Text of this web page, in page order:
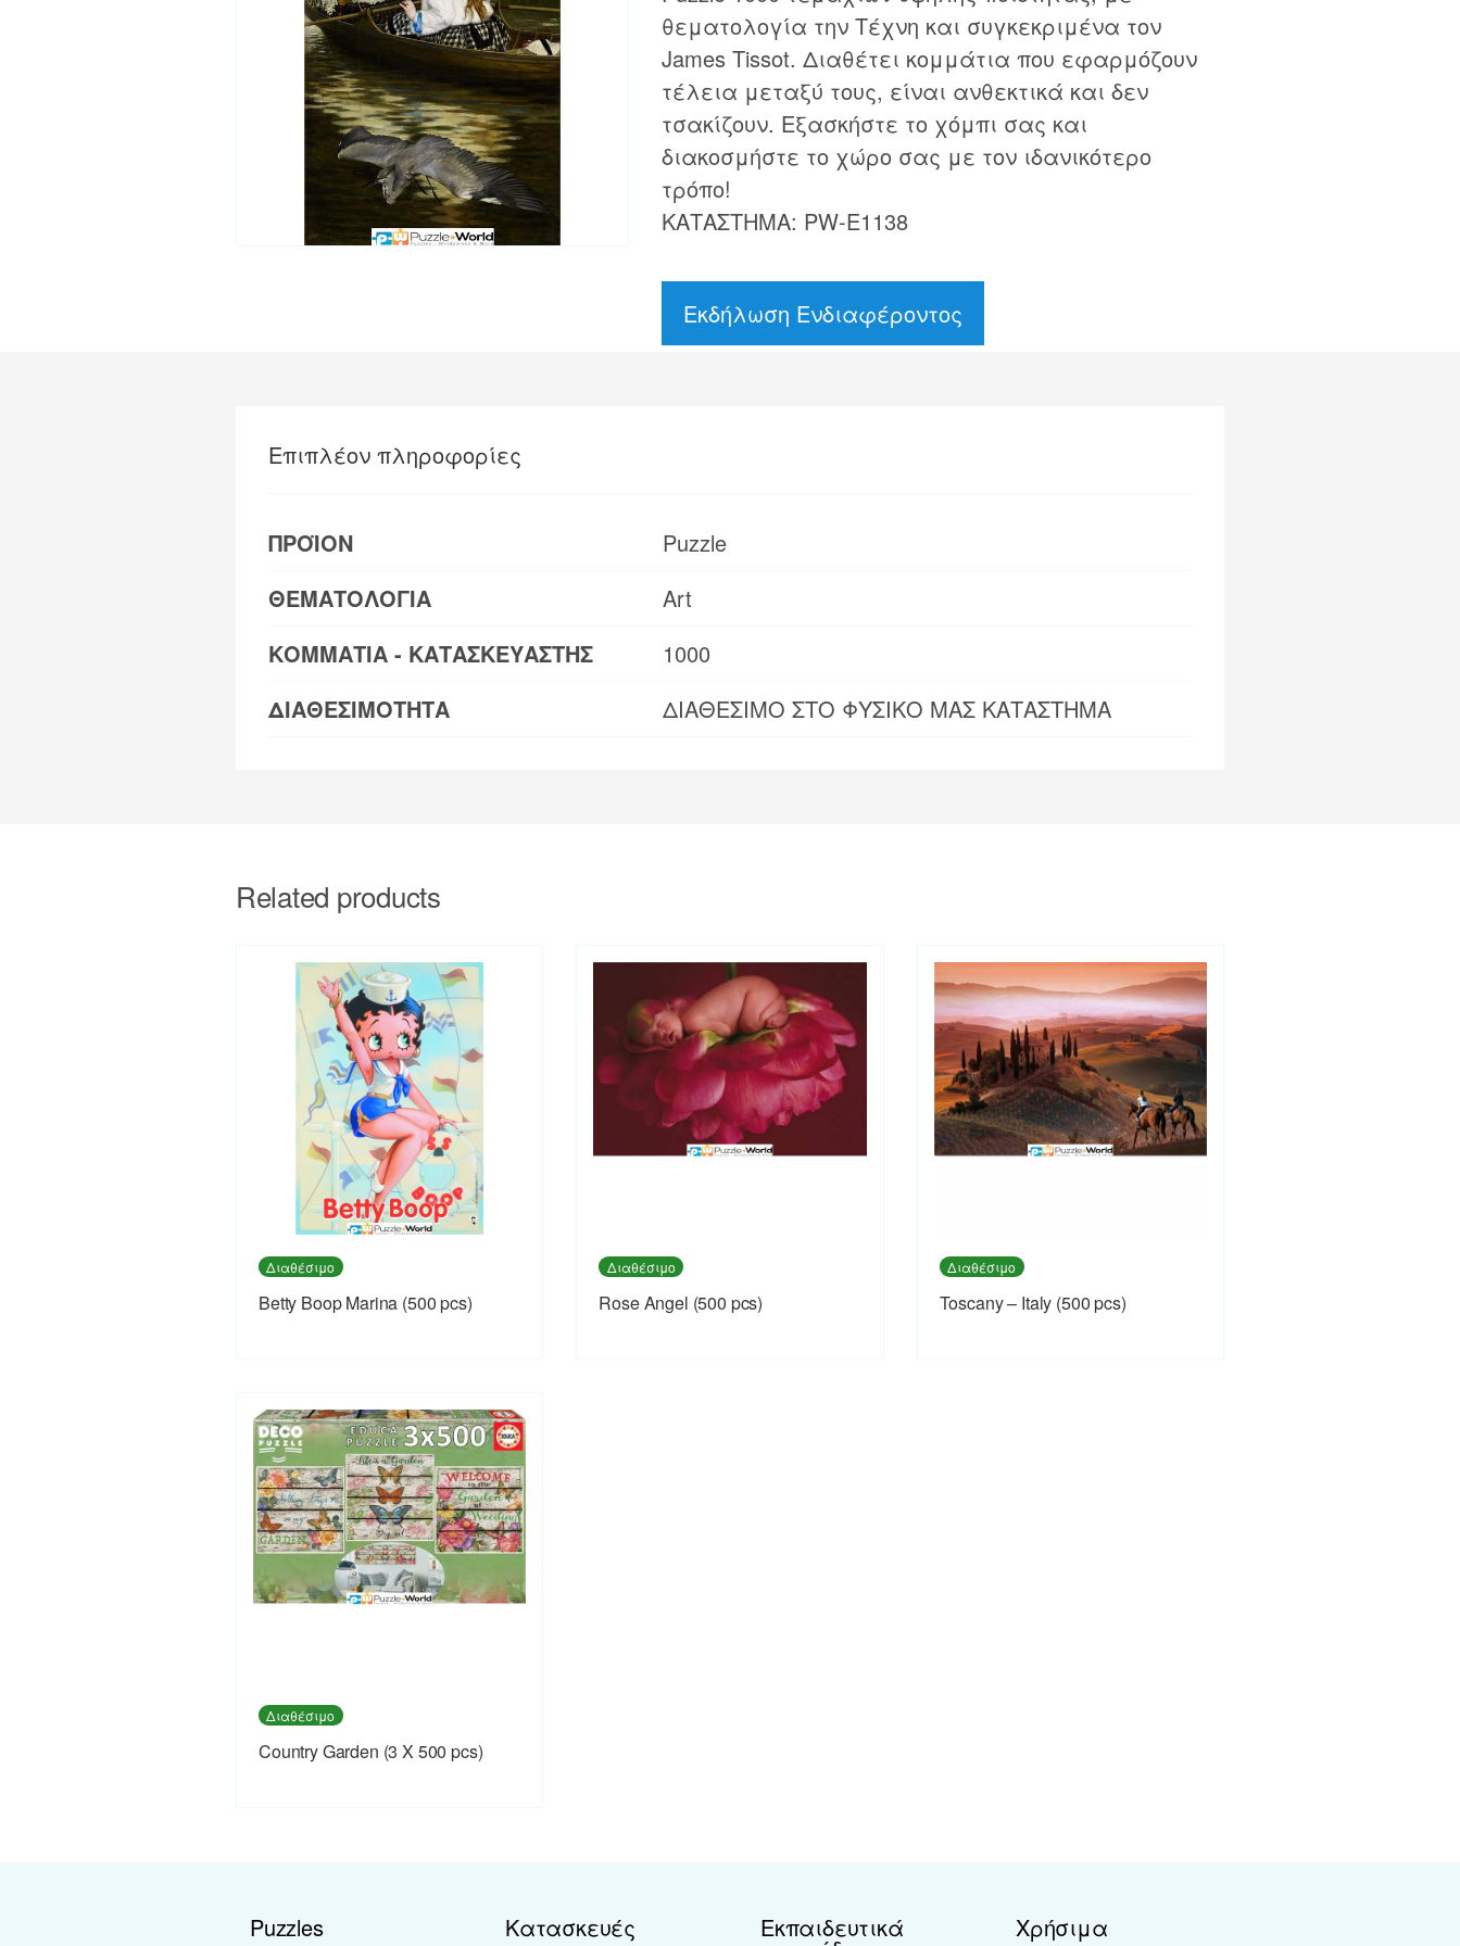
θεματολογία την Τέχνη και συγκεκριμένα τον
James Tissot. Διαθέτει κομμάτια που εφαρμόζουν
τέλεια μεταξύ τους, είναι ανθεκτικά και δεν
τσακίζουν. Εξασκήστε το χόμπι σας και
διακοσμήστε το χώρο σας με τον ιδανικότερο
τρόπο!
ΚΑΤΑΣΤΗΜΑ: PW-E1138
Εκδήλωση Ενδιαφέροντος
Επιπλέον πληροφορίες
ΠΡΟΪΟΝ
Puzzle
ΘΕΜΑΤΟΛΟΓΙΑ
Art
ΚΟΜΜΑΤΙΑ - ΚΑΤΑΣΚΕΥΑΣΤΗΣ
1000
ΔΙΑΘΕΣΙΜΟΤΗΤΑ
ΔΙΑΘΕΣΙΜΟ ΣΤΟ ΦΥΣΙΚΟ ΜΑΣ ΚΑΤΑΣΤΗΜΑ
Related products
Διαθέσιμο
Betty Boop Marina (500 pcs)
Διαθέσιμο
Rose Angel (500 pcs)
Διαθέσιμο
Toscany – Italy (500 pcs)
Διαθέσιμο
Country Garden (3 X 500 pcs)
Puzzles Κατασκευές Εκπαιδευτικά Χρήσιμα